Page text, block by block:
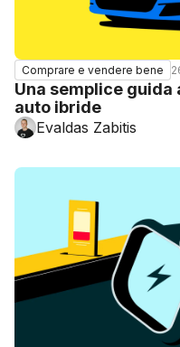
Comprare e vendere bene
Una semplice
auto ibride
Evaldas Zabitis